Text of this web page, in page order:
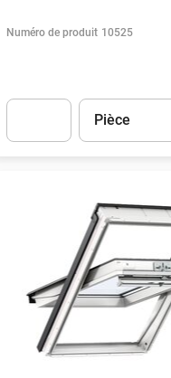
Numéro de produit 10525
Unité
Pièce